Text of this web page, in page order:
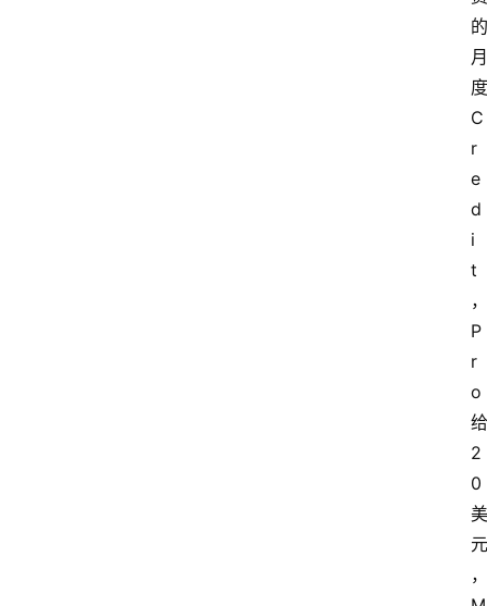
的
月
度
C
r
e
d
i
t
，
P
r
o
给
2
0
美
元
，